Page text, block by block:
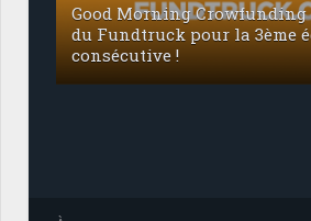
Good Morning
du Fundtruck pour la 3ème
consécutive !